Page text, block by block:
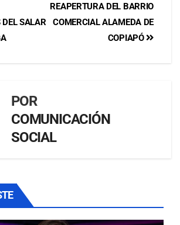
REAPERTURA DEL BARRIO
COMERCIAL ALAMEDA DE
COPIAPÓ
SALAR
POR
COMUNICACIÓN
SOCIAL